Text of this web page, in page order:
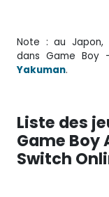
Note : au Japon,
dans Game Boy
Yakuman.
Liste des
Game Boy
Switch